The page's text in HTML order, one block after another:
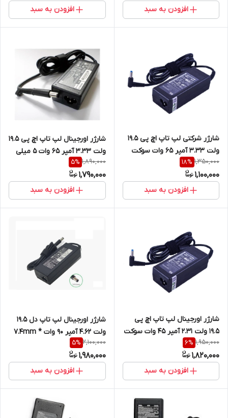
افزودن به سبد افزودن به سبد
شارژر شرکتی لپ تاپ اچ پی 19.5
ولت 3.33 آمپر 65 وات سوکت
آبی 4.5mm * 3mm
1,350,000
18%
1,100,000
افزودن به سبد
شارژر اورجینال لپ تاپ اچ پی 19.5
ولت 3.33 آمپر 65 وات 5 میلی
متر در 7.4 میلی متر
1,890,000
5%
1,790,000
افزودن به سبد
شارژر اورجینال لپ تاپ اچ پی
19.5 ولت 2.31 آمپر 45 وات سوکت
آبی 3 میلی متر در 4.5 میلی متر
1,950,000
6%
1,820,000
افزودن به سبد
شارژر اورجینال لپ تاپ دل 19.5
ولت 4.62 آمپر 90 وات 7.4mm *
5mm
2,100,000
5%
1,980,000
افزودن به سبد